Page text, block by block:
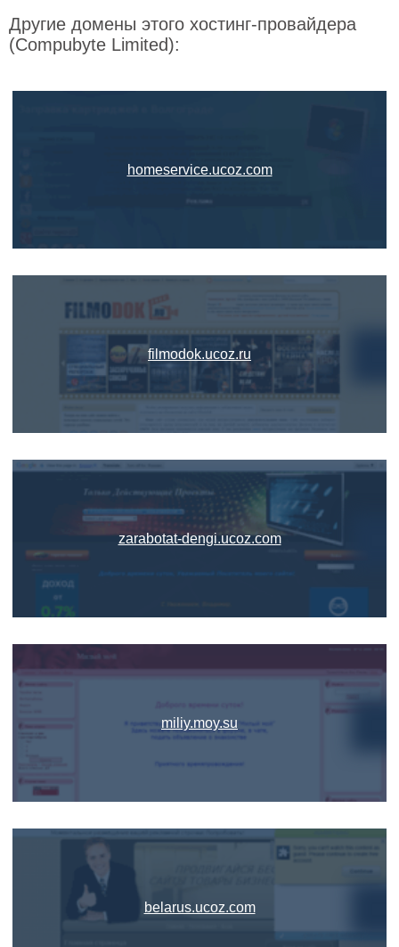
Другие домены этого хостинг-провайдера
(Compubyte Limited):
homeservice.ucoz.com
filmodok.ucoz.ru
zarabotat-dengi.ucoz.com
miliy.moy.su
belarus.ucoz.com